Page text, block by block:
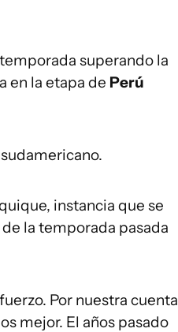
superando la
en la etapa de Perú
sudamericano.
instancia que se
la temporada pasada
Por nuestra cuenta
mejor. El años pasado